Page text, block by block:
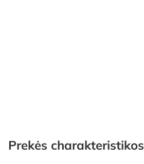
Prekės charakteristikos